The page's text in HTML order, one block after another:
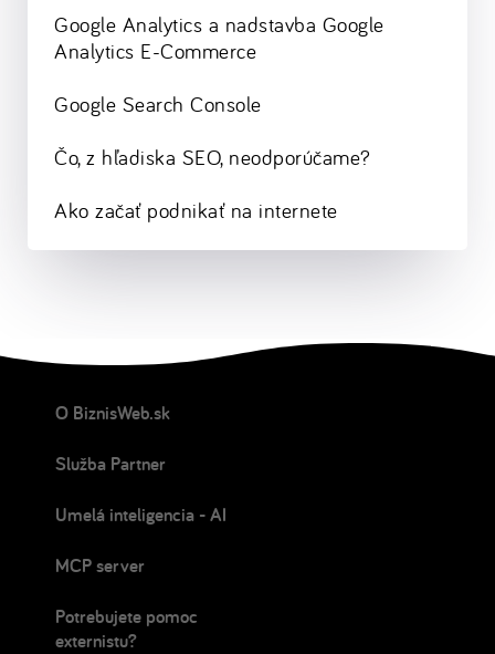
Google Analytics a nadstavba Google
Analytics E-Commerce
Google Search Console
Čo, z hľadiska SEO, neodporúčame?
Ako začať podnikať na internete
O BiznisWeb.sk
Služba Partner
Umelá inteligencia - AI
MCP server
Potrebujete pomoc
externistu?